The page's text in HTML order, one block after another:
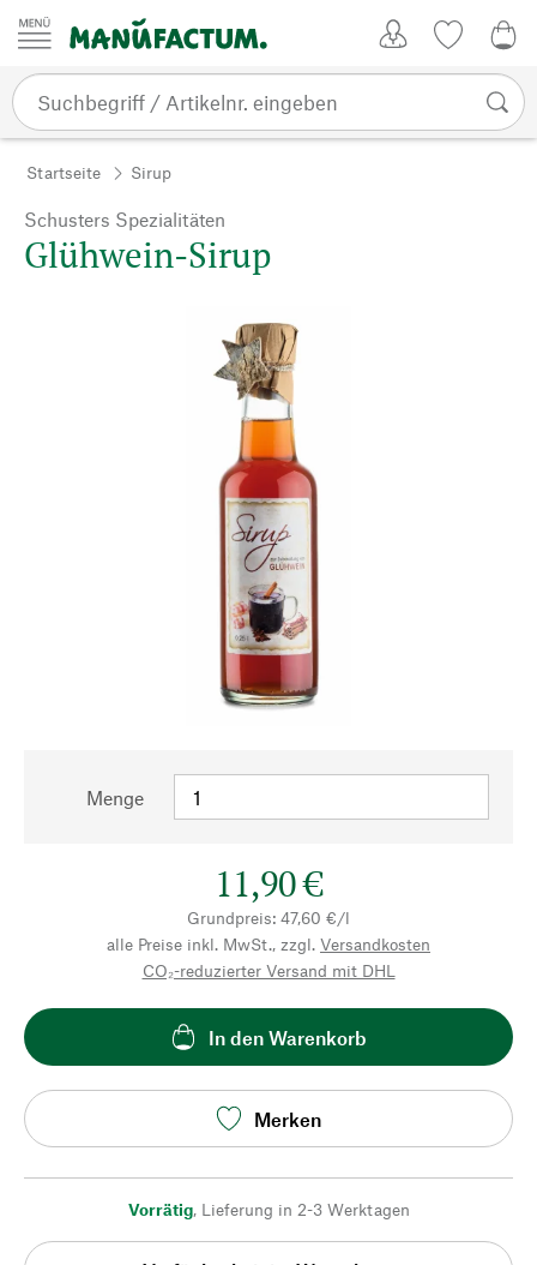
Zum Inhalt springen
Startseite Sirup
Schusters Spezialitäten
Glühwein-Sirup
Menge
11,90 €
Grundpreis: 47,60 €/l
alle Preise inkl. MwSt., zzgl. Versandkosten
CO₂-reduzierter Versand mit DHL
In den Warenkorb
Merken
Vorrätig, Lieferung in 2-3 Werktagen